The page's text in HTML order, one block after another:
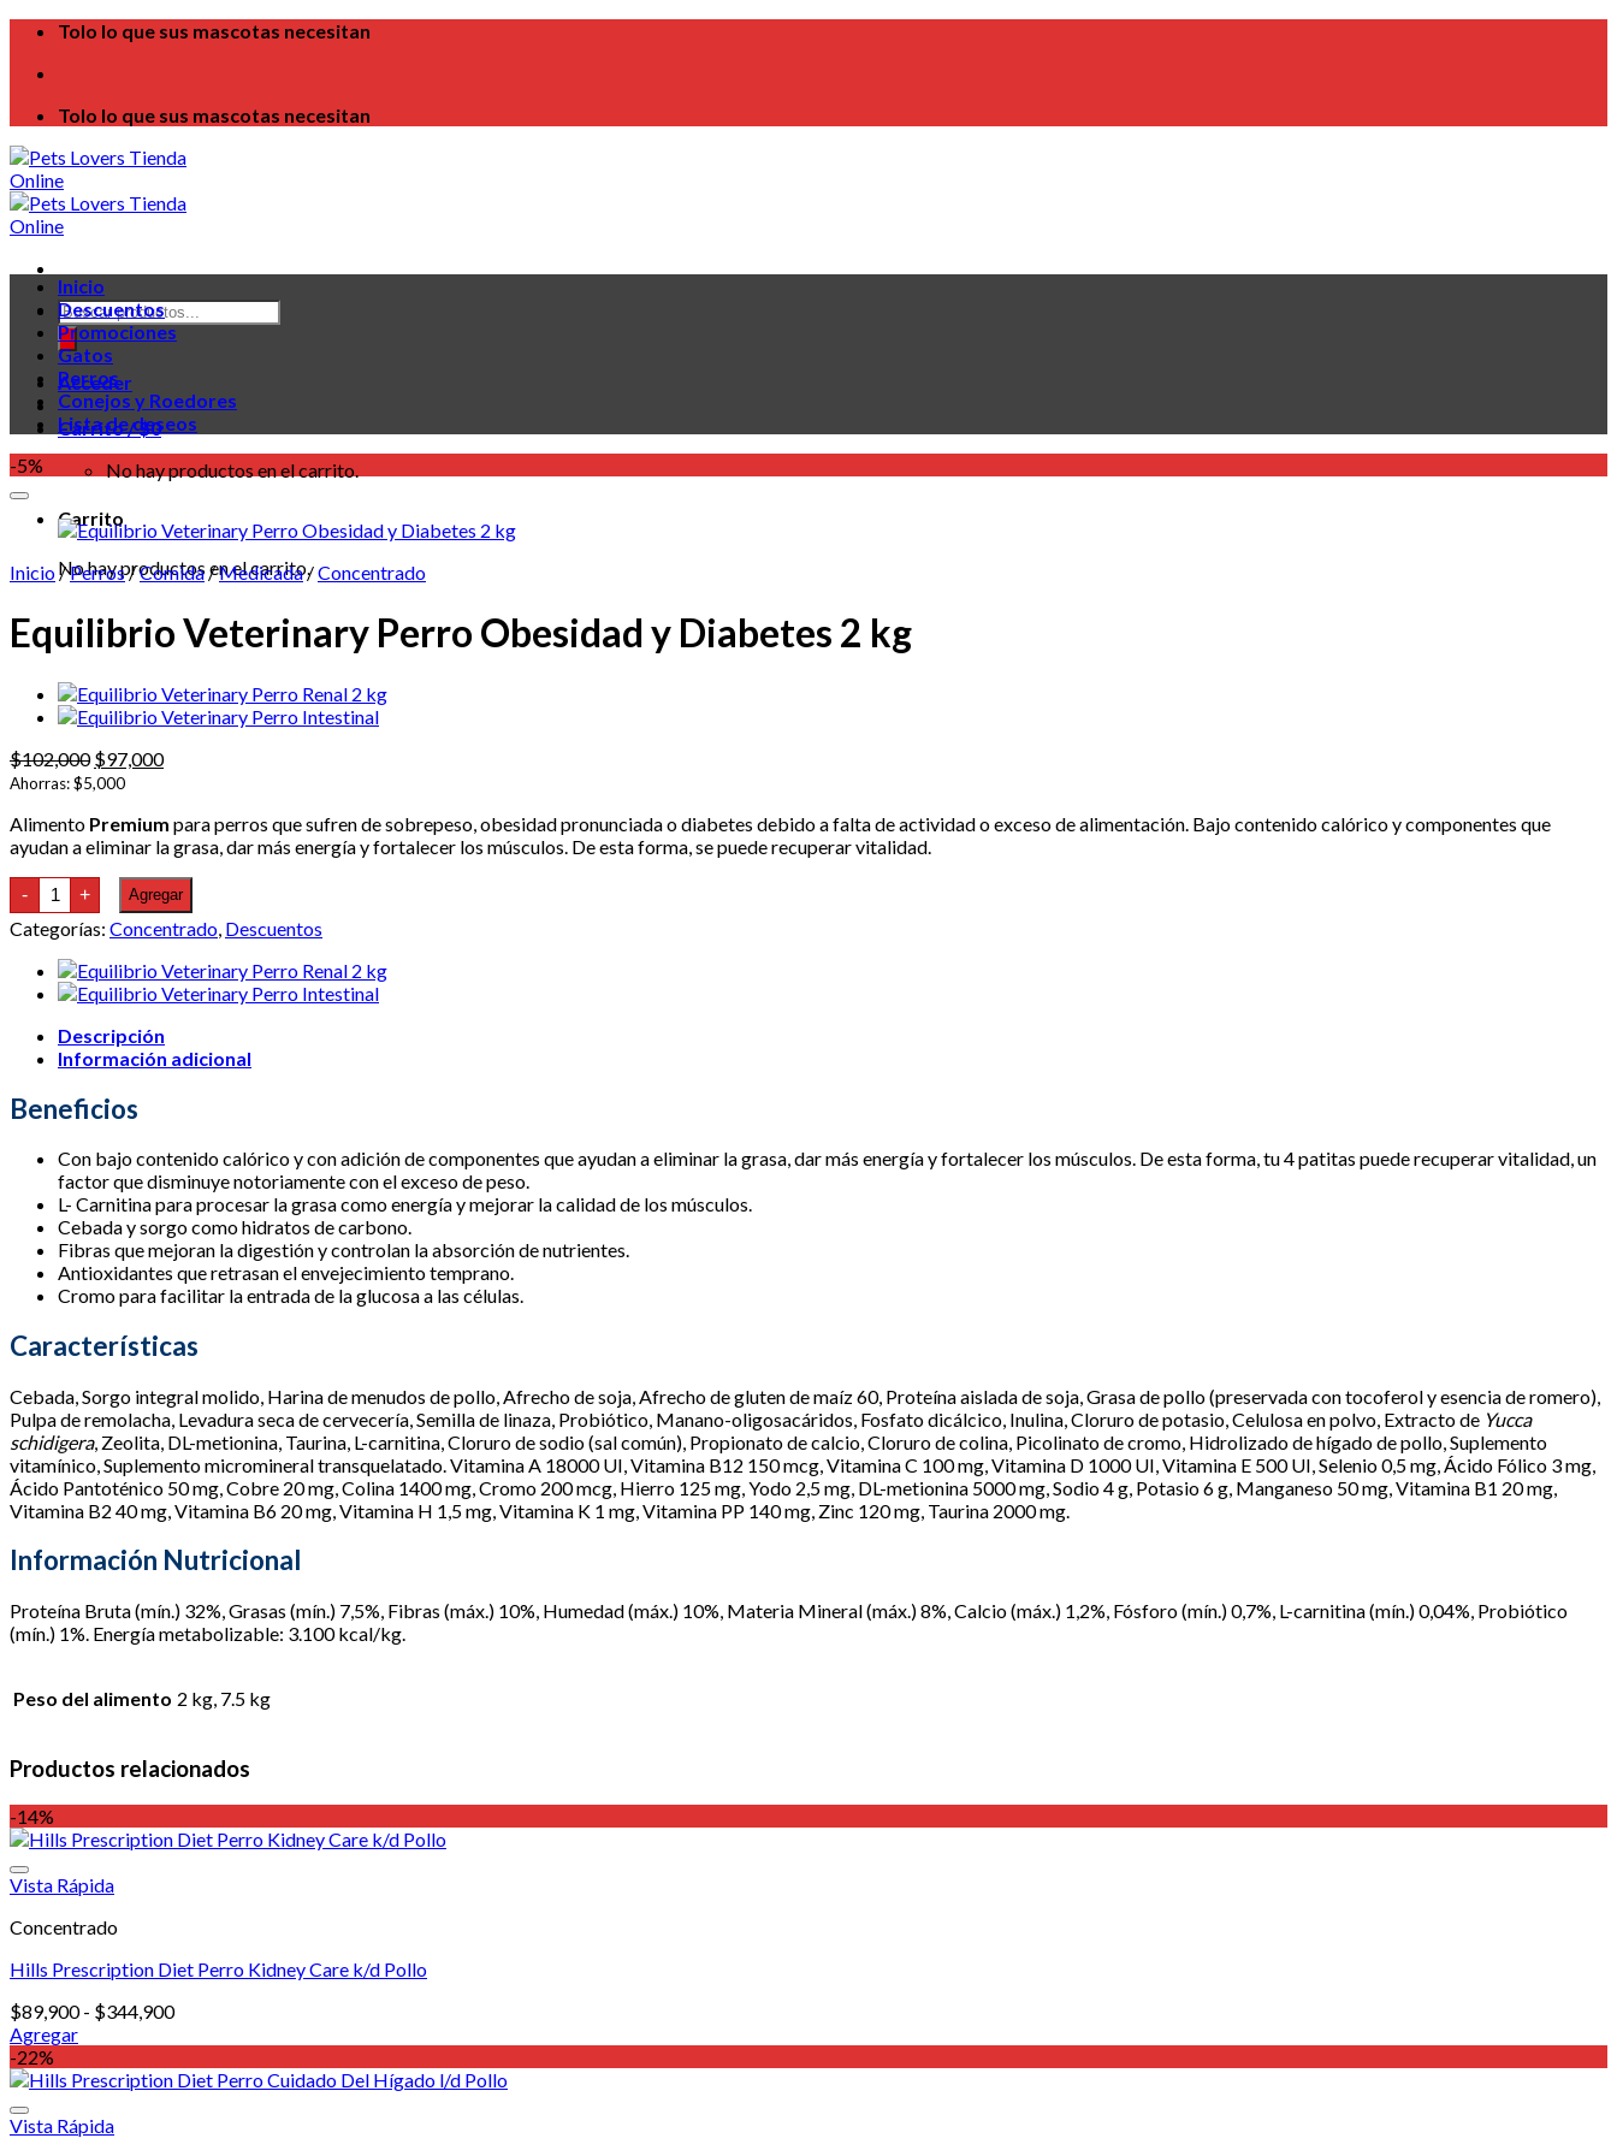
Skip
content
Tolo lo que sus mascotas necesitan
Tolo lo que sus mascotas necesitan
Búsqueda
de
productos
Acceder
Carrito /$0
No hay productos en el carrito.
Carrito
No hay productos en el carrito.
Inicio
Descuentos
Promociones
Gatos
Perros
Conejos y Roedores
Lista de deseos
-5%
Inicio/Perros/Comida /Medicada/Concentrado
Equilibrio Veterinary Perro Obesidad y Diabetes 2 kg
$102,000 El
precio
era:
$102,000.
$97,000El
es:
$97,000.
Ahorras:$5,000
Alimento Premium para perros que sufren de sobrepeso, obesidad pronunciada o diabetes debido a falta de actividad o exceso de alimentación. Bajo contenido calórico y componentes que
ayudan a eliminar la grasa, dar más energía y fortalecer los músculos. De esta forma, se puede recuperar vitalidad.
- Equilibrio
Veterinary
Perro
Obesidad
Diabetes
2
cantidad
+ Agregar
Categorías: Concentrado, Descuentos
Descripción
Información adicional
Beneficios
Con bajo contenido calórico y con adición de componentes que ayudan a eliminar la grasa, dar más energía y fortalecer los músculos. De esta forma, tu 4 patitas puede recuperar vitalidad, un
factor que disminuye notoriamente con el exceso de peso.
L- Carnitina para procesar la grasa como energía y mejorar la calidad de los músculos.
Cebada y sorgo como hidratos de carbono.
Fibras que mejoran la digestión y controlan la absorción de nutrientes.
Antioxidantes que retrasan el envejecimiento temprano.
Cromo para facilitar la entrada de la glucosa a las células.
Características
Cebada, Sorgo integral molido, Harina de menudos de pollo, Afrecho de soja, Afrecho de gluten de maíz 60, Proteína aislada de soja, Grasa de pollo (preservada con tocoferol y esencia de romero),
Pulpa de remolacha, Levadura seca decervecería, Semilla de linaza, Probiótico, Manano-oligosacáridos, Fosfato dicálcico, Inulina, Cloruro de potasio, Celulosa en polvo, Extracto de Yucca
schidigera, Zeolita, DL-metionina, Taurina, L-carnitina, Cloruro de sodio (sal común), Propionato de calcio, Cloruro de colina, Picolinato de cromo, Hidrolizado de hígado de pollo, Suplemento
vitamínico, Suplemento micromineral transquelatado. Vitamina A 18000 UI, Vitamina B12 150 mcg, Vitamina C 100 mg, Vitamina D 1000 UI, Vitamina E 500 UI, Selenio 0,5 mg, Ácido Fólico 3 mg,
Ácido Pantoténico 50 mg, Cobre 20 mg, Colina 1400 mg, Cromo 200 mcg, Hierro 125 mg, Yodo 2,5 mg, DL-metionina 5000 mg, Sodio 4 g, Potasio 6 g, Manganeso 50 mg, Vitamina B1 20 mg,
Vitamina B2 40 mg, Vitamina B6 20 mg, Vitamina H 1,5 mg, Vitamina K 1 mg, Vitamina PP 140 mg, Zinc 120 mg, Taurina 2000 mg.
Información Nutricional
Proteína Bruta (mín.) 32%, Grasas (mín.) 7,5%, Fibras (máx.) 10%, Humedad (máx.) 10%, Materia Mineral (máx.) 8%, Calcio (máx.) 1,2%, Fósforo (mín.) 0,7%, L-carnitina (mín.) 0,04%, Probiótico
(mín.) 1%. Energía metabolizable: 3.100 kcal/kg.
Peso del alimento 2 kg, 7.5 kg
Productos relacionados
-14%
Vista Rápida
Concentrado
Hills Prescription Diet Perro Kidney Care k/d Pollo
$89,900 - $344,900Rango
desde
Agregar
Este
producto
múltiples
-22%
Vista Rápida